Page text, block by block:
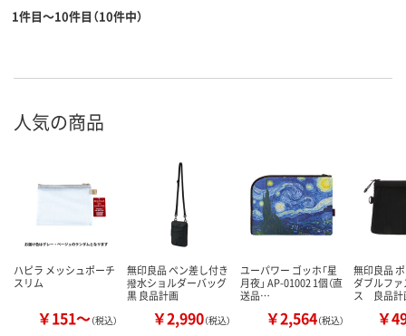
1件目～10件目（10件中）
人気の商品
ハピラ メッシュポーチ
スリム
￥151～（税込）
無印良品 ペン差し付き
撥水ショルダーバッグ
黒 良品計画
￥2,990（税込）
ユーパワー ゴッホ「星
月夜」 AP-01002 1個（直
送品…
￥2,564（税込）
無印良品
ダブルフ
ス 良品計
￥